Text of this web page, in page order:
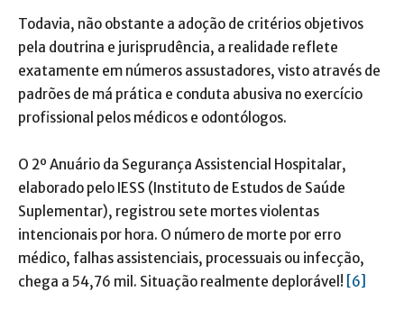
Todavia, não obstante a adoção de critérios objetivos
pela doutrina e jurisprudência, a realidade reflete
exatamente em números assustadores, visto através de
padrões de má prática e conduta abusiva no exercício
profissional pelos médicos e odontólogos.
O 2º Anuário da Segurança Assistencial Hospitalar,
elaborado pelo IESS (Instituto de Estudos de Saúde
Suplementar), registrou sete mortes violentas
intencionais por hora. O número de morte por erro
médico, falhas assistenciais, processuais ou infecção,
chega a 54,76 mil. Situação realmente deplorável! [6]